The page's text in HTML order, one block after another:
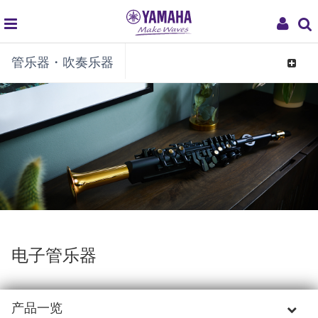
My
global
navigation
管乐器・吹奏乐器
Toggle
电子管乐器
产品一览